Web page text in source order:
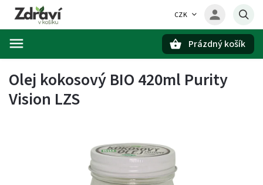
CZK
Prázdný košík
Olej kokosový BIO 420ml Purity
Vision LZS